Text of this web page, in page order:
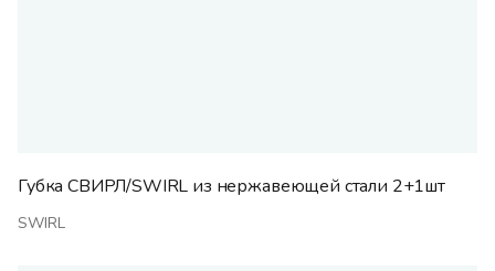
Губка СВИРЛ/SWIRL из нержавеющей стали 2+1шт
SWIRL